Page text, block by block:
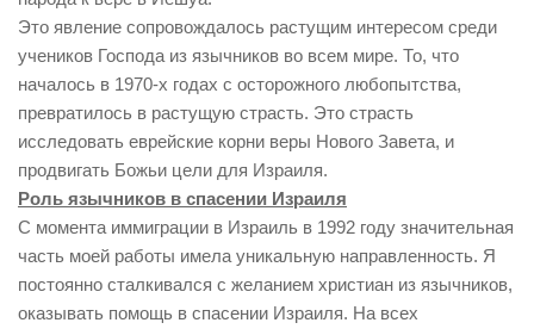
Это явление сопровождалось растущим интересом среди
учеников Господа из язычников во всем мире. То, что
началось в 1970-х годах с осторожного любопытства,
превратилось в растущую страсть. Это страсть
исследовать еврейские корни веры Нового Завета, и
продвигать Божьи цели для Израиля.
Роль язычников в спасении Израиля
С момента иммиграции в Израиль в 1992 году значительная
часть моей работы имела уникальную направленность. Я
постоянно сталкивался с желанием христиан из язычников,
оказывать помощь в спасении Израиля. На всех